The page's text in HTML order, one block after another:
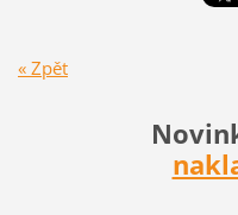
« Zpět